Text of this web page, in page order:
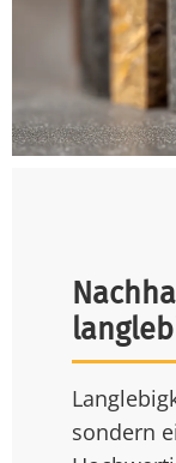
sondern